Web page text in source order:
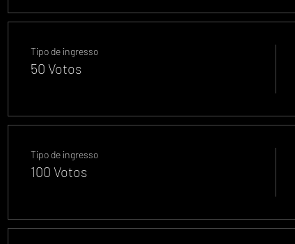
Tipo de ingresso
50 Votos
Tipo de ingresso
100 Votos